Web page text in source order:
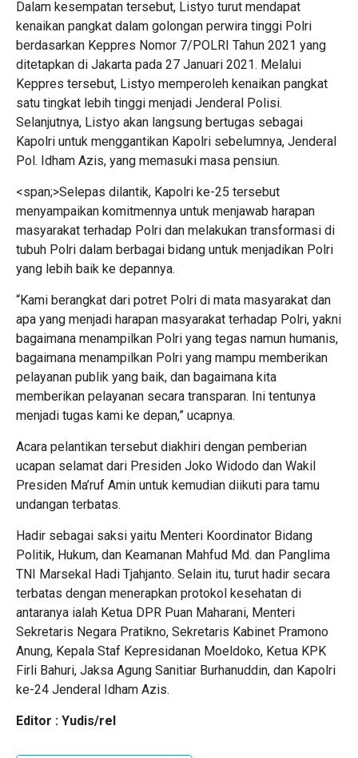
Dalam kesempatan tersebut, Listyo turut mendapat
kenaikan pangkat dalam golongan perwira tinggi Polri
berdasarkan Keppres Nomor 7/POLRI Tahun 2021 yang
ditetapkan di Jakarta pada 27 Januari 2021. Melalui
Keppres tersebut, Listyo memperoleh kenaikan pangkat
satu tingkat lebih tinggi menjadi Jenderal Polisi.
Selanjutnya, Listyo akan langsung bertugas sebagai
Kapolri untuk menggantikan Kapolri sebelumnya, Jenderal
Pol. Idham Azis, yang memasuki masa pensiun.
<span;>Selepas dilantik, Kapolri ke-25 tersebut
menyampaikan komitmennya untuk menjawab harapan
masyarakat terhadap Polri dan melakukan transformasi di
tubuh Polri dalam berbagai bidang untuk menjadikan Polri
yang lebih baik ke depannya.
“Kami berangkat dari potret Polri di mata masyarakat dan
apa yang menjadi harapan masyarakat terhadap Polri, yakni
bagaimana menampilkan Polri yang tegas namun humanis,
bagaimana menampilkan Polri yang mampu memberikan
pelayanan publik yang baik, dan bagaimana kita
memberikan pelayanan secara transparan. Ini tentunya
menjadi tugas kami ke depan,” ucapnya.
Acara pelantikan tersebut diakhiri dengan pemberian
ucapan selamat dari Presiden Joko Widodo dan Wakil
Presiden Ma’ruf Amin untuk kemudian diikuti para tamu
undangan terbatas.
Hadir sebagai saksi yaitu Menteri Koordinator Bidang
Politik, Hukum, dan Keamanan Mahfud Md. dan Panglima
TNI Marsekal Hadi Tjahjanto. Selain itu, turut hadir secara
terbatas dengan menerapkan protokol kesehatan di
antaranya ialah Ketua DPR Puan Maharani, Menteri
Sekretaris Negara Pratikno, Sekretaris Kabinet Pramono
Anung, Kepala Staf Kepresidanan Moeldoko, Ketua KPK
Firli Bahuri, Jaksa Agung Sanitiar Burhanuddin, dan Kapolri
ke-24 Jenderal Idham Azis.
Editor : Yudis/rel